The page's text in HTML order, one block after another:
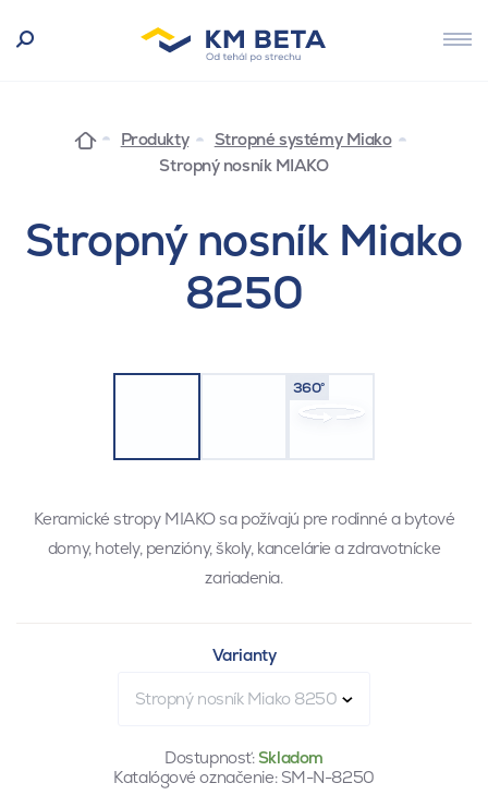
Produkty
Stropné systémy Miako
Stropný nosník MIAKO
Stropný nosník Miako
8250
360°
Keramické stropy MIAKO sa požívajú pre rodinné a bytové
domy, hotely, penzióny, školy, kancelárie a zdravotnícke
zariadenia.
Varianty
Stropný nosník Miako 8250
Dostupnosť:Skladom
Katalógové označenie: SM-N-8250